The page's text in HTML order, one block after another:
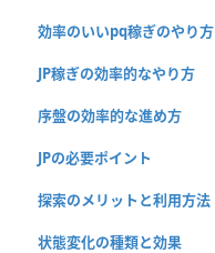
効率のいいpq稼ぎのやり方
JP稼ぎの効率的なやり方
序盤の効率的な進め方
JPの必要ポイント
探索のメリットと利用方法
状態変化の種類と効果